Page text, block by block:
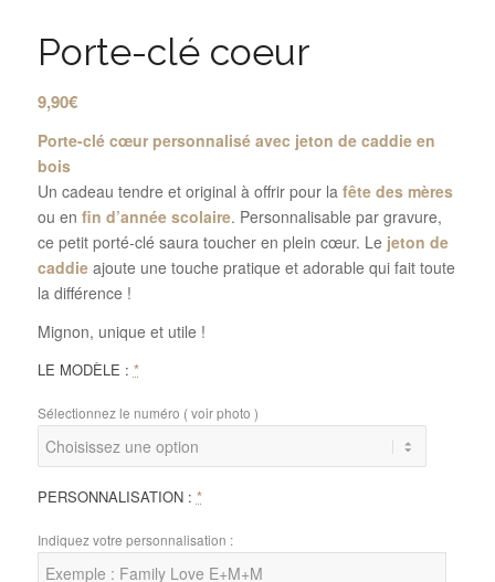
Porte-clé coeur
9,90€
Porte-clé cœur personnalisé avec jeton de caddie en
bois
Un cadeau tendre et original à offrir pour la fête des mères
ou en fin d’année scolaire. Personnalisable par gravure,
ce petit porté-clé saura toucher en plein cœur. Le jeton de
caddieajoute une touche pratique et adorable qui fait toute
la différence !
Mignon, unique et utile !
LE MODÈLE : *
Sélectionnez le numéro ( voir photo )
PERSONNALISATION : *
Indiquez votre personnalisation :